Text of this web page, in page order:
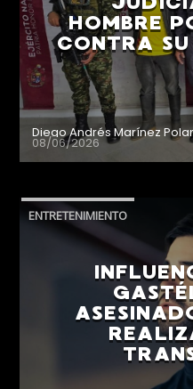
HOMBRE
CONTRA
Diego Andrés Marínez
08/06/2026
ENTRETENIMIENTO